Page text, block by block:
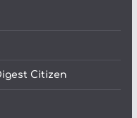
Citizen